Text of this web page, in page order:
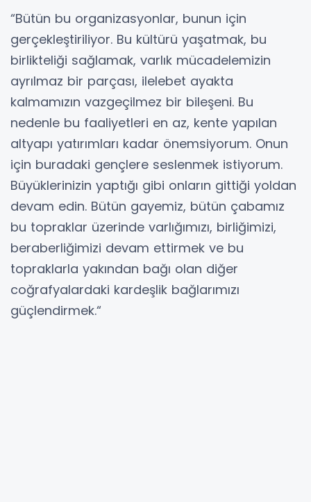
“Bütün bu organizasyonlar, bunun için
gerçekleştiriliyor. Bu kültürü yaşatmak, bu
birlikteliği sağlamak, varlık mücadelemizin
ayrılmaz bir parçası, ilelebet ayakta
kalmamızın vazgeçilmez bir bileşeni. Bu
nedenle bu faaliyetleri en az, kente yapılan
altyapı yatırımları kadar önemsiyorum. Onun
için buradaki gençlere seslenmek istiyorum.
Büyüklerinizin yaptığı gibi onların gittiği yoldan
devam edin. Bütün gayemiz, bütün çabamız
bu topraklar üzerinde varlığımızı, birliğimizi,
beraberliğimizi devam ettirmek ve bu
topraklarla yakından bağı olan diğer
coğrafyalardaki kardeşlik bağlarımızı
güçlendirmek.“